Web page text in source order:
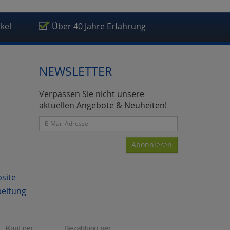
Über 40 Jahre Erfahrung
NEWSLETTER
Verpassen Sie nicht unsere
aktuellen Angebote & Neuheiten!
Abonnieren